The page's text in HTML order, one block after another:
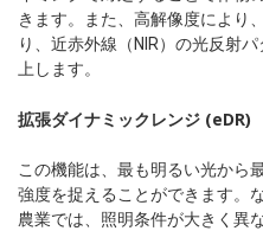
きます。また、高解像度により
り、近赤外線（NIR）の光反射
上します。
拡張ダイナミックレンジ (eDR)
この機能は、最も明るい光から
強度を捉えることができます。
農業では、照明条件が大きく異